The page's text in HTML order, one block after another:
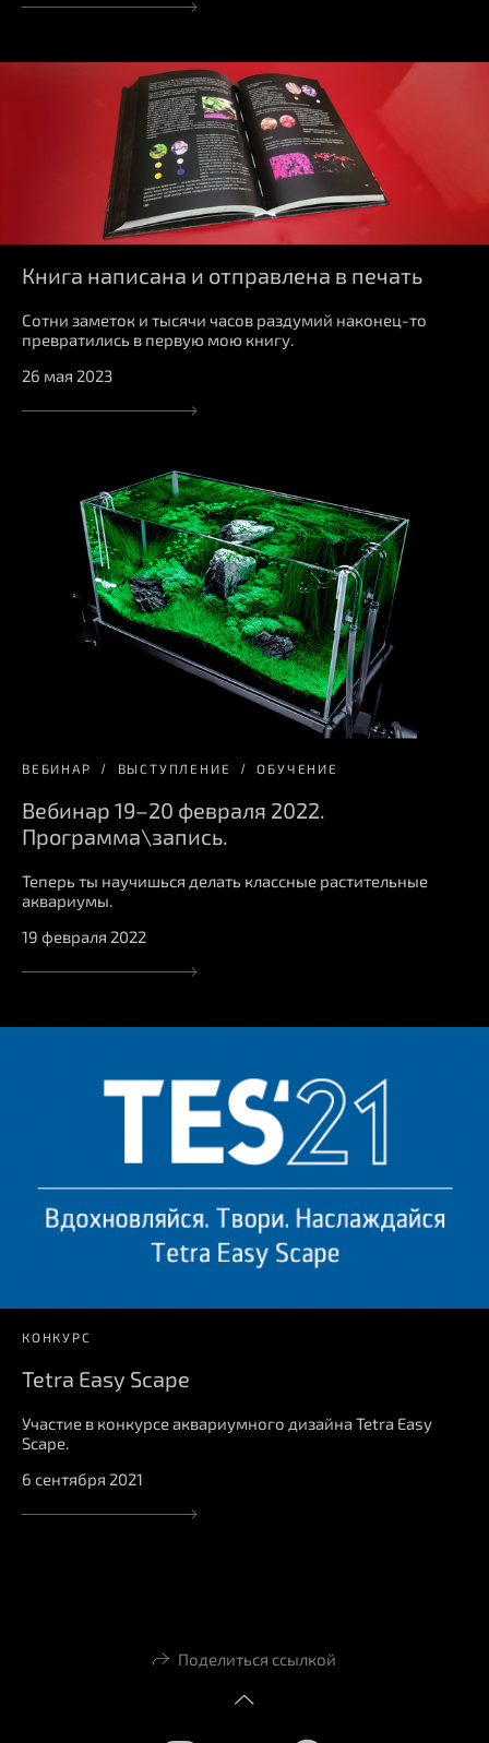
Книга написана и отправлена в печать
Сотни заметок и тысячи часов раздумий наконец-то
превратились в первую мою книгу.
26 мая 2023
ВЕБИНАР ВЫСТУПЛЕНИЕ ОБУЧЕНИЕ
Вебинар 19–20 февраля 2022.
Программа\запись.
Теперь ты научишься делать классные растительные
аквариумы.
19 февраля 2022
КОНКУРС
Tetra Easy Scape
Участие в конкурсе аквариумного дизайна Tetra Easy
Scape.
6 сентября 2021
Поделиться ссылкой